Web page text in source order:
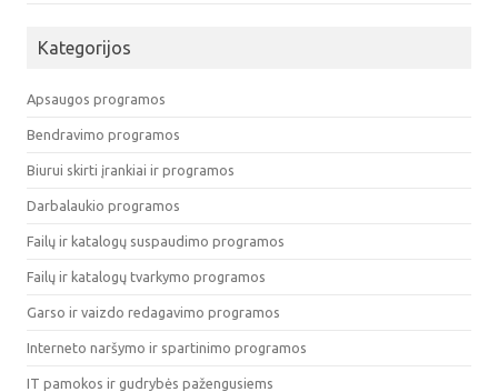
Kategorijos
Apsaugos programos
Bendravimo programos
Biurui skirti įrankiai ir programos
Darbalaukio programos
Failų ir katalogų suspaudimo programos
Failų ir katalogų tvarkymo programos
Garso ir vaizdo redagavimo programos
Interneto naršymo ir spartinimo programos
IT pamokos ir gudrybės pažengusiems